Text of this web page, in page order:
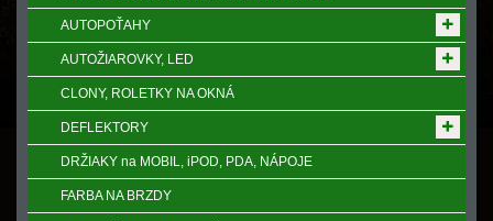
AUTOPOŤAHY
AUTOŽIAROVKY, LED
CLONY, ROLETKY NA OKNÁ
DEFLEKTORY
DRŽIAKY na MOBIL, iPOD, PDA, NÁPOJE
FARBA NA BRZDY